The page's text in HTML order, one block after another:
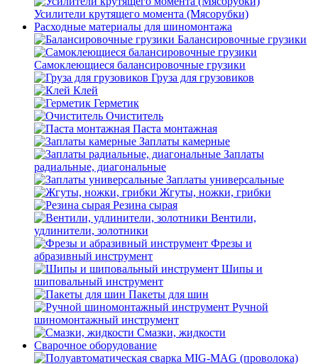
Усилители крутящего момента (Мясорубки)
Расходные материалы для шиномонтажа
Балансировочные грузики
Самоклеющиеся балансировочные грузики
Груза для грузовиков
Клей
Герметик
Очиститель
Паста монтажная
Заплаты камерные
Заплаты
радиальные, диагональные
Заплаты универсальные
Жгуты, ножки, грибки
Резина сырая
Вентили,
удлинители, золотники
Фрезы и
абразивный инструмент
Шипы и
шиповальный инструмент
Пакеты для шин
Ручной
шиномонтажный инструмент
Смазки, жидкости
Сварочное оборудование